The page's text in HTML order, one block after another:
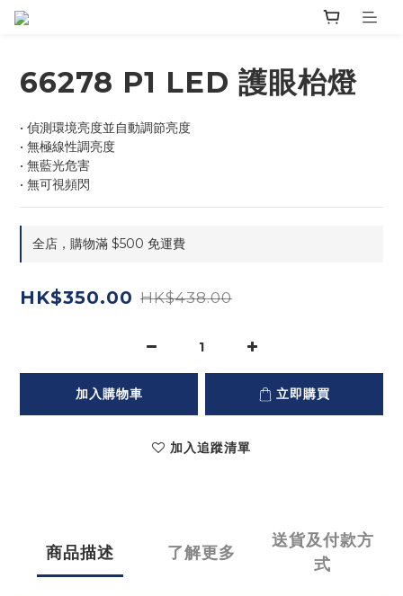
66278 P1 LED 護眼枱燈
• 偵測環境亮度並自動調節亮度
• 無極線性調亮度
• 無藍光危害
• 無可視頻閃
全店，購物滿 $500 免運費
HK$350.00 HK$438.00
加入購物車 立即購買
加入追蹤清單
商品描述 了解更多
送貨及付款方
式